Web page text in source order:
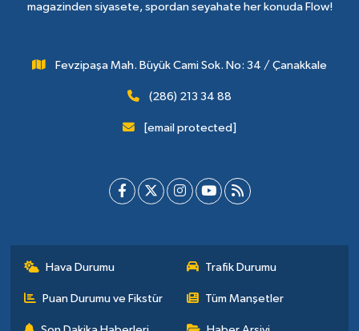
magazinden siyasete, spordan seyahate her konuda Flow!
Fevzipaşa Mah. Büyük Cami Sok. No: 34 / Çanakkale
(286) 213 34 88
[email protected]
Hava Durumu Trafik Durumu
Puan Durumu ve Fikstür Tüm Manşetler